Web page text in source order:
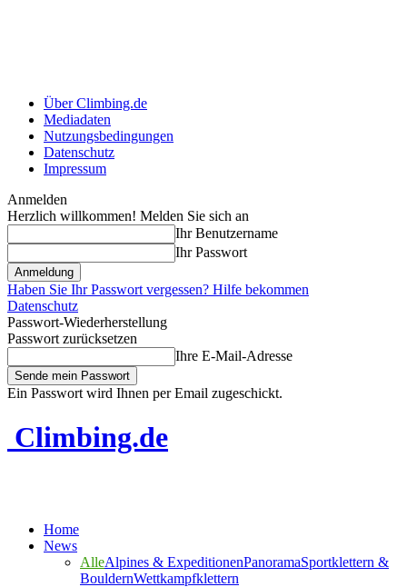
Über Climbing.de
Mediadaten
Nutzungsbedingungen
Datenschutz
Impressum
Anmelden
Herzlich willkommen! Melden Sie sich an
Ihr Benutzername
Ihr Passwort
Haben Sie Ihr Passwort vergessen? Hilfe bekommen
Datenschutz
Passwort-Wiederherstellung
Passwort zurücksetzen
Ihre E-Mail-Adresse
Ein Passwort wird Ihnen per Email zugeschickt.
Climbing.de
Home
News
AlleAlpines & ExpeditionenPanoramaSportklettern &
BouldernWettkampfklettern